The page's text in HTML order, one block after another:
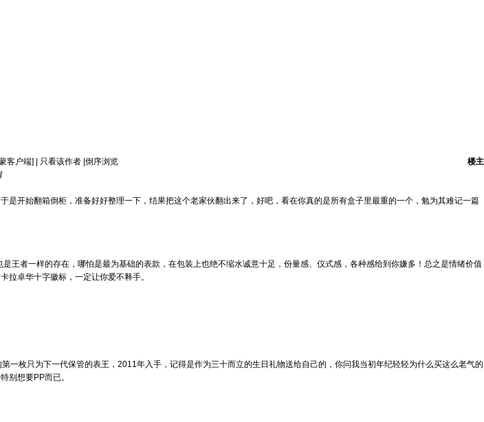
楼主
客户端] 只看该作者 倒序浏览
是开始翻箱倒柜，准备好好整理一下，结果把这个老家伙翻出来了，好吧，看在你真的是所有盒子里最重的一个，勉为其难记一篇
王者一样的存在，哪怕是最为基础的表款，在包装上也绝不缩水诚意十足，份量感、仪式感，各种感给到你嫌多！总之是情绪价值
拉卓华十字徽标，一定让你爱不释手。
一枚只为下一代保管的表王，2011年入手，记得是作为三十而立的生日礼物送给自己的，你问我当初年纪轻轻为什么买这么老气的
别想要PP而已。